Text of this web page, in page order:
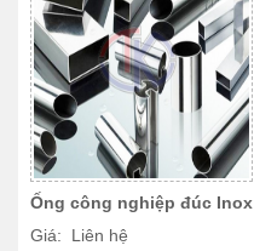
Ống công nghiệp đúc Inox
Giá: Liên hệ